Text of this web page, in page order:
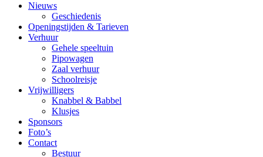
Nieuws
Geschiedenis
Openingstijden & Tarieven
Verhuur
Gehele speeltuin
Pipowagen
Zaal verhuur
Schoolreisje
Vrijwilligers
Knabbel & Babbel
Klusjes
Sponsors
Foto’s
Contact
Bestuur